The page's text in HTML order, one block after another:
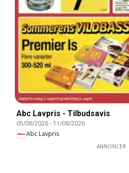
Abc Lavpris - Tilbudsavis
05/08/2026- 11/08/2026
Abc Lavpris
ANNONCER